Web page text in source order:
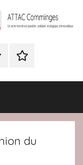
Signer
pétition
du